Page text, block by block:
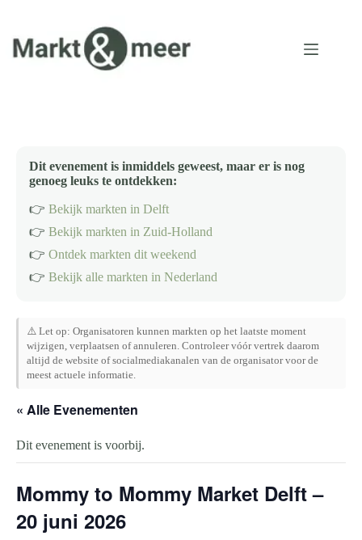
inhoud
Dit evenement is inmiddels geweest, maar er is nog
genoeg leuks te ontdekken:
👉 Bekijk markten in Delft
👉 Bekijk markten in Zuid-Holland
👉 Ontdek markten dit weekend
👉 Bekijk alle markten in Nederland
⚠️ Let op: Organisatoren kunnen markten op het laatste moment
wijzigen, verplaatsen of annuleren. Controleer vóór vertrek daarom
altijd de website of socialmediakanalen van de organisator voor de
meest actuele informatie.
« Alle Evenementen
Dit evenement is voorbij.
Mommy to Mommy Market Delft –
20 juni 2026